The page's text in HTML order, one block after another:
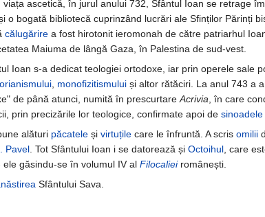
ascetică, în jurul anului 732, Sfântul Ioan se retrage
o bogată bibliotecă cuprinzând lucrări ale Sfinților Părinți
călugărire a fost hirotonit ieromonah de către patriarhul
Maiuma de lângă Gaza, în Palestina de sud-vest.
Ioan s-a dedicat teologiei ortodoxe, iar prin operele sale
, monofizitismului și altor rătăciri. La anul 743 a
de până atunci, numită în prescurtareAcrivia, în care
prin precizările lor teologice, confirmate apoi de
alături păcatele și virtuțile care le înfruntă. A scris omilii
Pavel. Tot Sfântului Ioan i se datorează și Octoihul, care
ele găsindu-se în volumul IV al Filocalieiromânești.
Sfântului Sava.